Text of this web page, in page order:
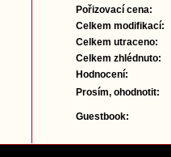
Pořizovací cena:
Celkem modifikací:
Celkem utraceno:
Celkem zhlédnuto:
Hodnocení:
Prosím, ohodnotit:
Guestbook: